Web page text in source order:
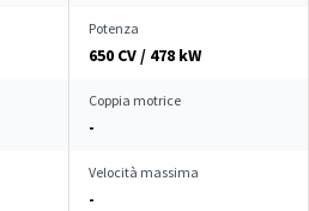
Potenza
650 CV / 478 kW
Coppia motrice
-
Velocità massima
-